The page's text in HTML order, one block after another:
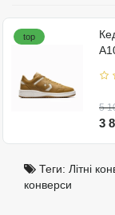
top
5
3
Теги: Літні
конверси